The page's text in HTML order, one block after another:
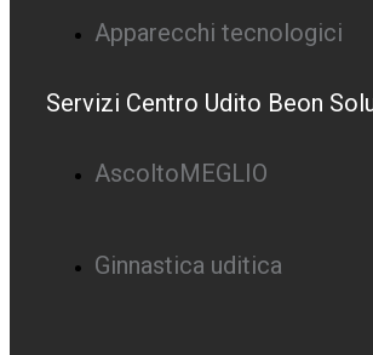
Apparecchi tecnologici
Servizi Centro Udito Beon
AscoltoMEGLIO
Ginnastica uditica